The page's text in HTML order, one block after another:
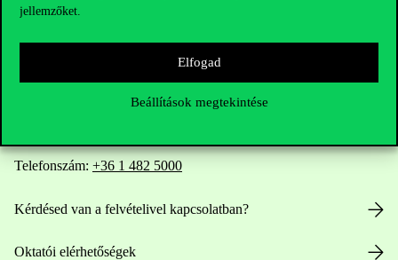
jellemzőket.
Elfogad
Beállítások megtekintése
Elérhetőségek
Telefonszám: +36 1 482 5000
Kérdésed van a felvételivel kapcsolatban?
Oktatói elérhetőségek